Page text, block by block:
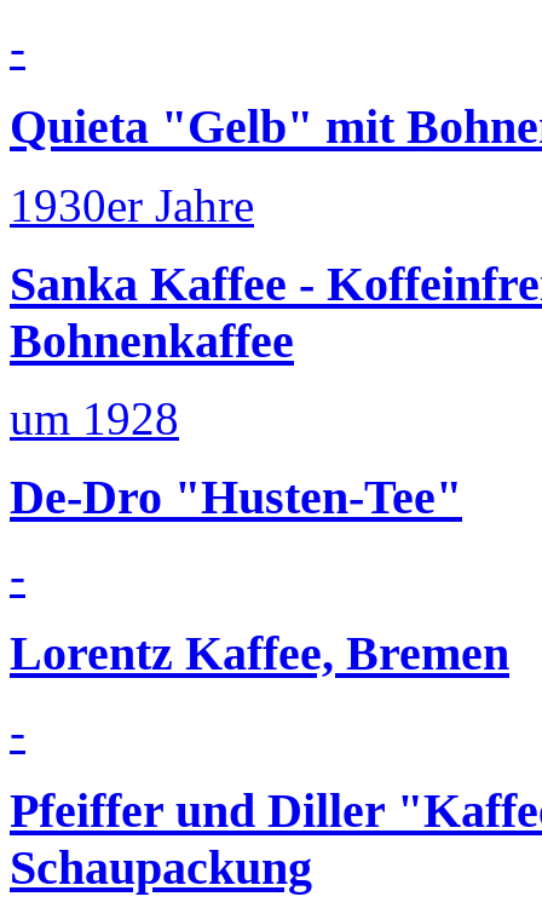
-
Quieta "Gelb" mit
1930er Jahre
Sanka Kaffee -
Bohnenkaffee
um 1928
De-Dro "Husten-Tee"
-
Lorentz Kaffee, Bremen
-
Pfeiffer und Diller
Schaupackung